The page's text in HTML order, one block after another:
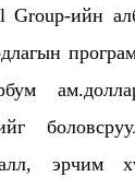
Group-ийн
эрчим